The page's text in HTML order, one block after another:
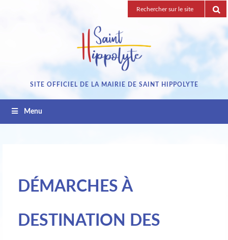
Recherche
pour
SITE OFFICIEL DE LA MAIRIE DE SAINT HIPPOLYTE
Menu
DÉMARCHES À
DESTINATION DES